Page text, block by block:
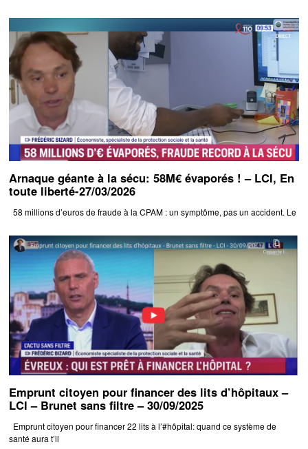
Arnaque géante à la sécu: 58M€ évaporés ! – LCI, En
toute liberté-27/03/2026
58 millions d’euros de fraude à la CPAM : un symptôme, pas un accident. Le
Emprunt citoyen pour financer des lits d’hôpitaux –
LCI – Brunet sans filtre – 30/09/2025
Emprunt citoyen pour financer 22 lits à l’#hôpital: quand ce système de
santé aura t’il